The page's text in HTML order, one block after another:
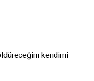
kendimi